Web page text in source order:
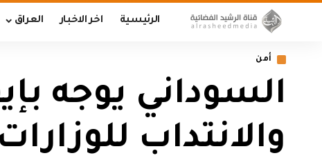
الرئيسية اخر الاخبار العراق
أمن
السوداني يوجه
والانتداب